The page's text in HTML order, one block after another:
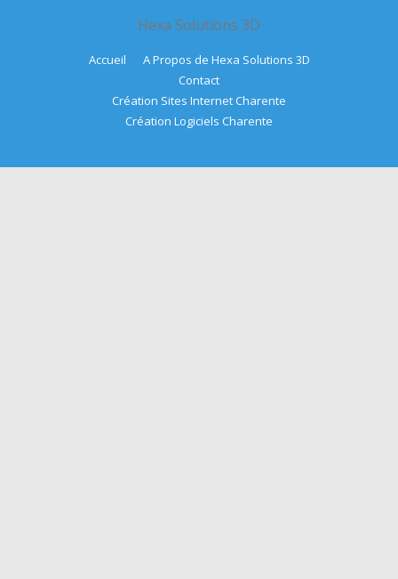
de sociétés
Hexa Solutions 3D
Accueil
A Propos de Hexa Solutions 3D
Contact
Création Sites Internet Charente
Création Logiciels Charente